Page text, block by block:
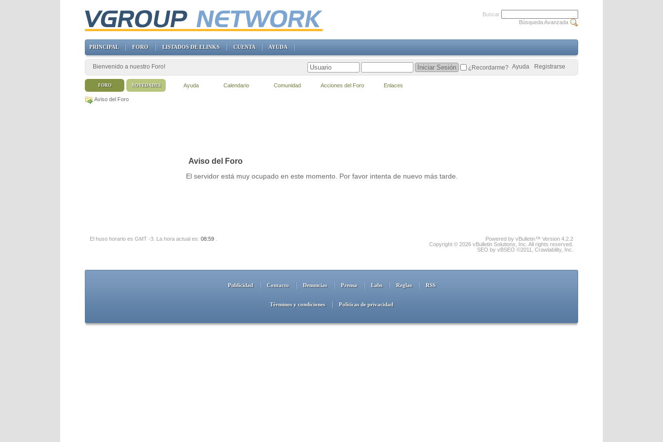
Aviso del Foro
Aviso del Foro
El servidor está muy ocupado en este momento. Por favor intenta de nuevo más tarde.
El huso horario es GMT -3. La hora actual es: 08:59
Powered by vBulletin™ Version 4.2.2
Copyright © 2026 vBulletin Solutions, Inc. All rights reserved.
SEO by vBSEO ©2011, Crawlability, Inc.
Publicidad Contacto Denuncias Prensa Labs Reglas RSS
Términos y condiciones Políticas de privacidad
Buscar
Búsqueda Avanzada
PRINCIPAL FORO LISTADOS DE ELINKS CUENTA AYUDA
Bienvenido a nuestro Foro! Registrarse
Ayuda
¿Recordarme?
FORO Ayuda Calendario Comunidad Acciones del Foro Enlaces
NOVEDADES